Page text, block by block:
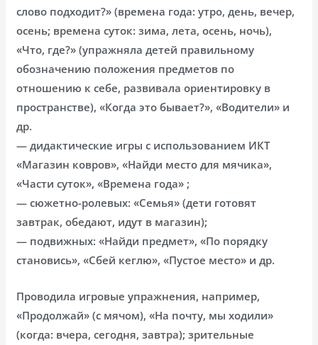
слово подходит?» (времена года: утро, день, вечер,
осень; времена суток: зима, лета, осень, ночь),
«Что, где?» (упражняла детей правильному
обозначению положения предметов по
отношению к себе, развивала ориентировку в
пространстве), «Когда это бывает?», «Водители» и
др.
— дидактические игры с использованием ИКТ
«Магазин ковров», «Найди место для мячика»,
«Части суток», «Времена года» ;
— сюжетно-ролевых: «Семья» (дети готовят
завтрак, обедают, идут в магазин);
— подвижных: «Найди предмет», «По порядку
становись», «Сбей кеглю», «Пустое место» и др.
Проводила игровые упражнения, например,
«Продолжай» (с мячом), «На почту, мы ходили»
(когда: вчера, сегодня, завтра); зрительные